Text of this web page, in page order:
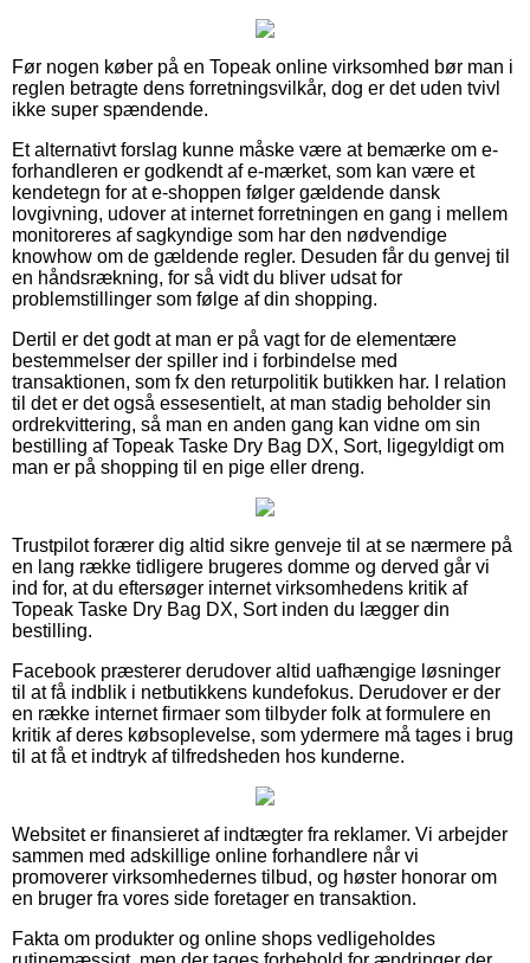
Før nogen køber på en Topeak online virksomhed bør man i
reglen betragte dens forretningsvilkår, dog er det uden tvivl
ikke super spændende.
Et alternativt forslag kunne måske være at bemærke om e-
forhandleren er godkendt af e-mærket, som kan være et
kendetegn for at e-shoppen følger gældende dansk
lovgivning, udover at internet forretningen en gang i mellem
monitoreres af sagkyndige som har den nødvendige
knowhow om de gældende regler. Desuden får du genvej til
en håndsrækning, for så vidt du bliver udsat for
problemstillinger som følge af din shopping.
Dertil er det godt at man er på vagt for de elementære
bestemmelser der spiller ind i forbindelse med
transaktionen, som fx den returpolitik butikken har. I relation
til det er det også essesentielt, at man stadig beholder sin
ordrekvittering, så man en anden gang kan vidne om sin
bestilling af Topeak Taske Dry Bag DX, Sort, ligegyldigt om
man er på shopping til en pige eller dreng.
Trustpilot forærer dig altid sikre genveje til at se nærmere på
en lang række tidligere brugeres domme og derved går vi
ind for, at du eftersøger internet virksomhedens kritik af
Topeak Taske Dry Bag DX, Sort inden du lægger din
bestilling.
Facebook præsterer derudover altid uafhængige løsninger
til at få indblik i netbutikkens kundefokus. Derudover er der
en række internet firmaer som tilbyder folk at formulere en
kritik af deres købsoplevelse, som ydermere må tages i brug
til at få et indtryk af tilfredsheden hos kunderne.
Websitet er finansieret af indtægter fra reklamer. Vi arbejder
sammen med adskillige online forhandlere når vi
promoverer virksomhedernes tilbud, og høster honorar om
en bruger fra vores side foretager en transaktion.
Fakta om produkter og online shops vedligeholdes